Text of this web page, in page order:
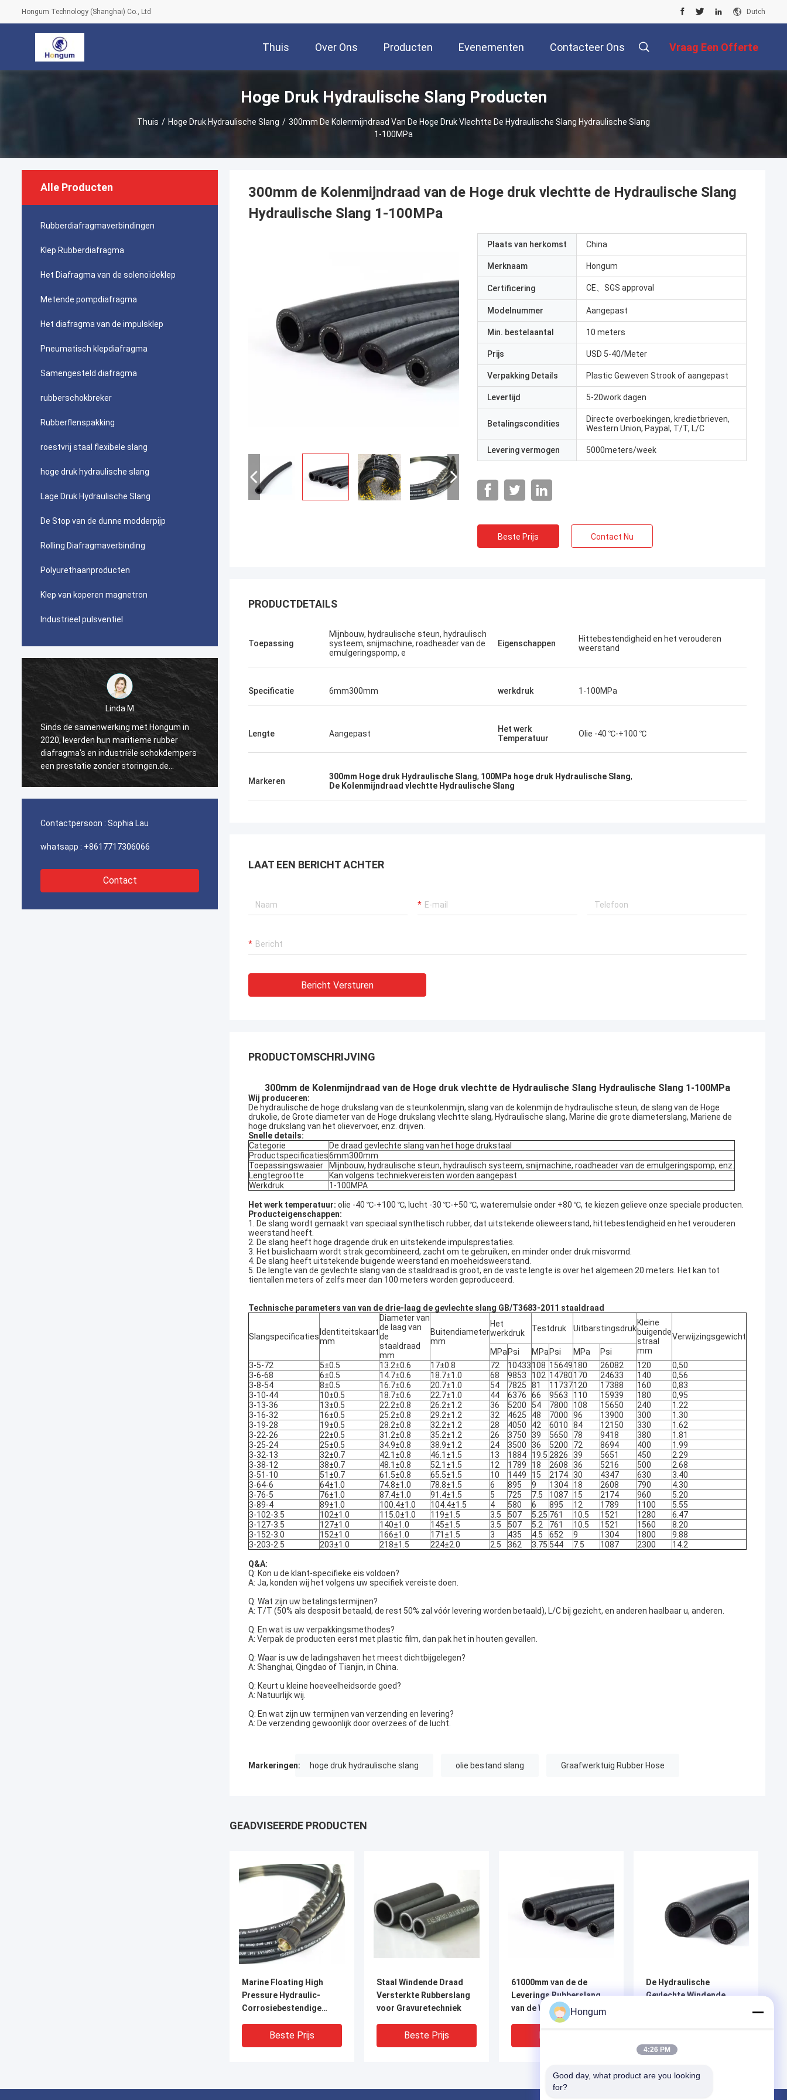
Hongum Technology (Shanghai) Co., Ltd Dutch
Thuis Over Ons Producten Evenementen Contacteer Ons Vraag Een Offerte
Hoge Druk Hydraulische Slang Producten
Thuis / Hoge Druk Hydraulische Slang / 300mm De Kolenmijndraad Van De Hoge Druk Vlechtte De Hydraulische Slang Hydraulische Slang
1-100MPa
Alle Producten
Rubberdiafragmaverbindingen
Klep Rubberdiafragma
Het Diafragma van de solenoïdeklep
Metende pompdiafragma
Het diafragma van de impulsklep
Pneumatisch klepdiafragma
Samengesteld diafragma
rubberschokbreker
Rubberflenspakking
roestvrij staal flexibele slang
hoge druk hydraulische slang
Lage Druk Hydraulische Slang
De Stop van de dunne modderpijp
Rolling Diafragmaverbinding
Polyurethaanproducten
Klep van koperen magnetron
Industrieel pulsventiel
Linda.M
Sinds de samenwerking met Hongum in
2020, leverden hun maritieme rubber
diafragma's en industriële schokdempers
een prestatie zonder storingen.de
ononderbroken werking van onze
Linda.M
2020, leverden hun maritieme rubber
diafragma's en industriële schokdempers
ononderbroken werking van onze
havenkraan verzekeren, bagger
Contactpersoon : Sophia Lau
whatsapp : +8617717306066
Contact
300mm de Kolenmijndraad van de Hoge druk vlechtte de Hydraulische Slang
Hydraulische Slang 1-100MPa
Plaats van herkomst China
Merknaam Hongum
Certificering CE、SGS approval
Modelnummer Aangepast
Min. bestelaantal 10 meters
Prijs USD 5-40/Meter
Verpakking Details Plastic Geweven Strook of aangepast
Levertijd 5-20work dagen
Betalingscondities
Directe overboekingen, kredietbrieven,
Western Union, Paypal, T/T, L/C
Levering vermogen 5000meters/week
Beste Prijs Contact Nu
PRODUCTDETAILS
Toepassing
Mijnbouw, hydraulische steun, hydraulisch
systeem, snijmachine, roadheader van de
emulgeringspomp, e
Eigenschappen
Hittebestendigheid en het verouderen
weerstand
Specificatie 6mm300mm werkdruk 1-100MPa
Lengte Aangepast
Het werk
Temperatuur
Olie -40 ℃-+100 ℃
Markeren 300mm Hoge druk Hydraulische Slang, 100MPa hoge druk Hydraulische Slang,
De Kolenmijndraad vlechtte Hydraulische Slang
LAAT EEN BERICHT ACHTER
Bericht Versturen
PRODUCTOMSCHRIJVING
300mm de Kolenmijndraad van de Hoge druk vlechtte de Hydraulische Slang Hydraulische Slang 1-100MPa
Wij produceren:
De hydraulische de hoge drukslang van de steunkolenmijn, slang van de kolenmijn de hydraulische steun, de slang van de Hoge
drukolie, de Grote diameter van de Hoge drukslang vlechtte slang, Hydraulische slang, Marine die grote diameterslang, Mariene de
hoge drukslang van het olievervoer, enz. drijven.
Snelle details:
Categorie
De draad gevlechte slang van het hoge drukstaal
Productspecificaties6mm300mm
Toepassingswaaier
Mijnbouw, hydraulische steun, hydraulisch systeem, snijmachine, roadheader van de emulgeringspomp, enz.
Lengtegrootte
Kan volgens techniekvereisten worden aangepast
Werkdruk
1-100MPA
Het werk temperatuur: olie -40 ℃-+100 ℃, lucht -30 ℃-+50 ℃, wateremulsie onder +80 ℃, te kiezen gelieve onze speciale producten.
Producteigenschappen:
1. De slang wordt gemaakt van speciaal synthetisch rubber, dat uitstekende olieweerstand, hittebestendigheid en het verouderen
weerstand heeft.
2. De slang heeft hoge dragende druk en uitstekende impulsprestaties.
3. Het buislichaam wordt strak gecombineerd, zacht om te gebruiken, en minder onder druk misvormd.
4. De slang heeft uitstekende buigende weerstand en moeheidsweerstand.
5. De lengte van de gevlechte slang van de staaldraad is groot, en de vaste lengte is over het algemeen 20 meters. Het kan tot
tientallen meters of zelfs meer dan 100 meters worden geproduceerd.
Technische parameters van van de drie-laag de gevlechte slang GB/T3683-2011 staaldraad
Slangspecificaties Identiteitskaart
mm
Diameter van
de laag van
de
staaldraad
mm
Buitendiameter
mm
Het
werkdruk
Testdruk Uitbarstingsdruk
Kleine
buigende
straal
mm
Verwijzingsgewicht
MPa Psi MPa Psi MPa
Psi
3-5-72
5±0.5 13.2±0.6 17±0.8 72 10433108 15649180 26082 120
0,50
3-6-68
6±0.5 14.7±0.6 18.7±1.0 68 9853 102 14780170 24633 140
0,56
3-8-54
8±0.5 16.7±0.6 20.7±1.0 54 7825 81 11737120 17388 160
0,83
3-10-44
10±0.5 18.7±0.6 22.7±1.0 44 6376 66 9563 110 15939 180
0,95
3-13-36
13±0.5 22.2±0.8 26.2±1.2 36 5200 54 7800 108 15650 240
1.22
3-16-32
16±0.5 25.2±0.8 29.2±1.2 32 4625 48 7000 96 13900 300
1.30
3-19-28
19±0.5 28.2±0.8 32.2±1.2 28 4050 42 6010 84 12150 330
1.62
3-22-26
22±0.5 31.2±0.8 35.2±1.2 26 3750 39 5650 78 9418 380
1.81
3-25-24
25±0.5 34.9±0.8 38.9±1.2 24 3500 36 5200 72 8694 400
1.99
3-32-13
32±0.7 42.1±0.8 46.1±1.5 13 1884 19.5 2826 39 5651 450
2.29
3-38-12
38±0.7 48.1±0.8 52.1±1.5 12 1789 18 2608 36 5216 500
2.68
3-51-10
51±0.7 61.5±0.8 65.5±1.5 10 1449 15 2174 30 4347 630
3.40
3-64-6
64±1.0 74.8±1.0 78.8±1.5 6 895 9 1304 18 2608 790
4.30
3-76-5
76±1.0 87.4±1.0 91.4±1.5 5 725 7.5 1087 15 2174 960
5.20
3-89-4
89±1.0 100.4±1.0 104.4±1.5 4 580 6 895 12 1789 1100
5.55
3-102-3.5
102±1.0 115.0±1.0 119±1.5 3.5 507 5.25 761 10.5 1521 1280
6.47
3-127-3.5
127±1.0 140±1.0 145±1.5 3.5 507 5.2 761 10.5 1521 1560
8.20
3-152-3.0
152±1.0 166±1.0 171±1.5 3 435 4.5 652 9 1304 1800
9.88
3-203-2.5
203±1.0 218±1.5 224±2.0 2.5 362 3.75 544 7.5 1087 2300 14.2
Q&A:
Q: Kon u de klant-specifieke eis voldoen?
A: Ja, konden wij het volgens uw specifiek vereiste doen.
Q: Wat zijn uw betalingstermijnen?
A: T/T (50% als desposit betaald, de rest 50% zal vóór levering worden betaald), L/C bij gezicht, en anderen haalbaar u, anderen.
Q: En wat is uw verpakkingsmethodes?
A: Verpak de producten eerst met plastic film, dan pak het in houten gevallen.
Q: Waar is uw de ladingshaven het meest dichtbijgelegen?
A: Shanghai, Qingdao of Tianjin, in China.
Q: Keurt u kleine hoeveelheidsorde goed?
A: Natuurlijk wij.
Q: En wat zijn uw termijnen van verzending en levering?
A: De verzending gewoonlijk door overzees of de lucht.
Markeringen: hoge druk hydraulische slang olie bestand slang Graafwerktuig Rubber Hose
GEADVISEERDE PRODUCTEN
Marine Floating High
Pressure Hydraulic-
Corrosiebestendige
Beste Prijs
Staal Windende Draad
Versterkte Rubberslang
voor Gravuretechniek
Beste Prijs
61000mm van de de
Leverings Rubberslang
van de Waterolie de
Slijtageweerstand
Beste Prijs
De Hydraulische
Gevlechte Windende
graafmachineshoge druk
Hongum
4:26 PM
Good day, what product are you looking
for?